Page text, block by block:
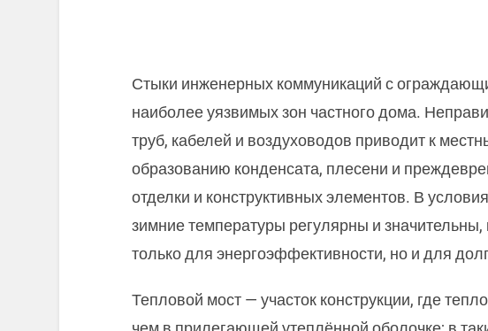
Стыки инженерных коммуникаций с
наиболее уязвимых зон частного дома.
труб, кабелей и воздуховодов приводит к
образованию конденсата, плесени и
отделки и конструктивных элементов. В
зимние температуры регулярны и значительны,
только для энергоэффективности, но и для
Тепловой мост — участок конструкции, где